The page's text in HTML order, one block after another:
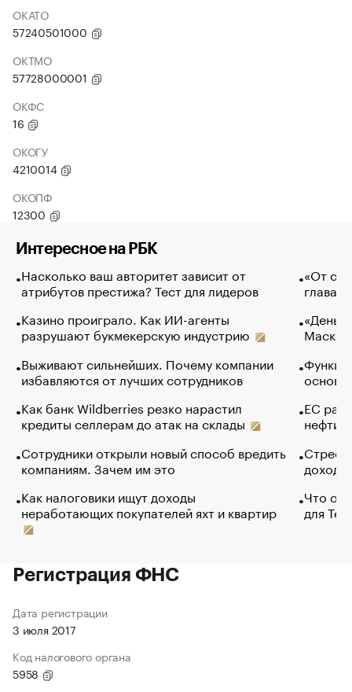
ОКАТО
57240501000
ОКТМО
57728000001
ОКФС
16
ОКОГУ
4210014
ОКОПФ
12300
Интересное на РБК
Насколько ваш авторитет зависит от
атрибутов престижа? Тест для лидеров
Казино проиграло. Как ИИ-агенты
разрушают букмекерскую индустрию
Выживают сильнейших. Почему компании
избавляются от лучших сотрудников
Как банк Wildberries резко нарастил
кредиты селлерам до атак на склады
Сотрудники открыли новый способ вредить
компаниям. Зачем им это
Как налоговики ищут доходы
неработающих покупателей яхт и квартир
«От
глава
Маск в
основ
ЕС
нефти
Что
для
Регистрация ФНС
Дата регистрации
3 июля 2017
Код налогового органа
5958